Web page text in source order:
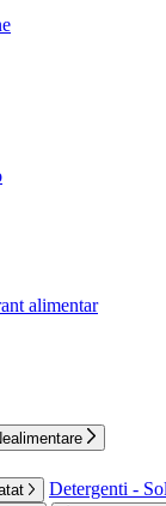
alimentar
Detergenti -